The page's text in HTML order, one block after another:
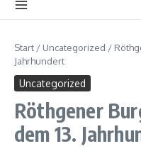
Start / Uncategorized /
Jahrhundert
Uncategorized
Röthgener
dem 13.